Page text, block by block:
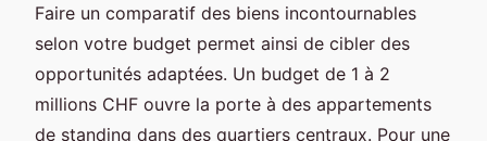
Faire un comparatif des biens incontournables
selon votre budget permet ainsi de cibler des
opportunités adaptées. Un budget de 1 à 2
millions CHF ouvre la porte à des appartements
de standing dans des quartiers centraux. Pour une